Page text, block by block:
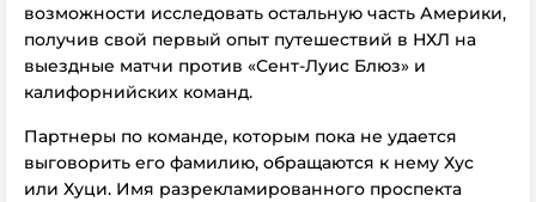
возможности исследовать остальную часть Америки,
получив свой первый опыт путешествий в НХЛ на
выездные матчи против «Сент-Луис Блюз» и
калифорнийских команд.
Партнеры по команде, которым пока не удается
выговорить его фамилию, обращаются к нему Хус
или Хуци. Имя разрекламированного проспекта